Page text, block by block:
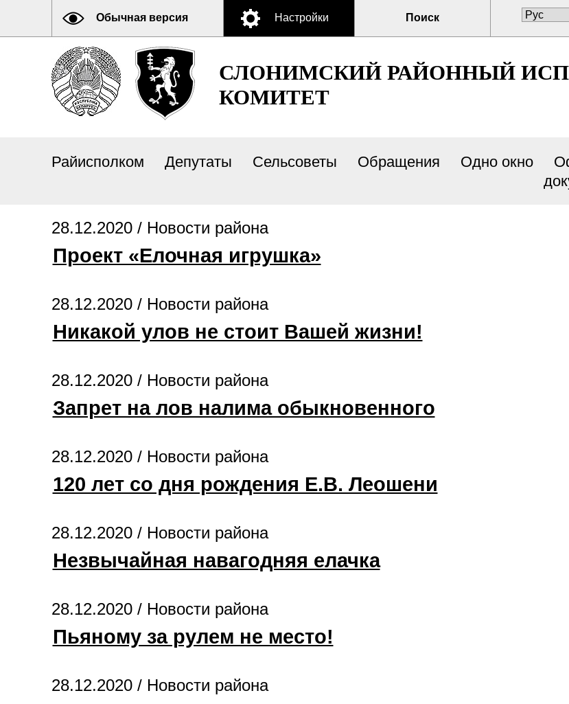
Обычная версия Настройки Поиск
СЛОНИМСКИЙ РАЙОННЫЙ
КОМИТЕТ
Райисполком Депутаты Сельсоветы Обращения Одно окно
28.12.2020 / Новости района
Проект «Елочная игрушка»
28.12.2020 / Новости района
Никакой улов не стоит Вашей жизни!
28.12.2020 / Новости района
Запрет на лов налима обыкновенного
28.12.2020 / Новости района
120 лет со дня рождения Е.В. Леошени
28.12.2020 / Новости района
Незвычайная навагодняя елачка
28.12.2020 / Новости района
Пьяному за рулем не место!
28.12.2020 / Новости района